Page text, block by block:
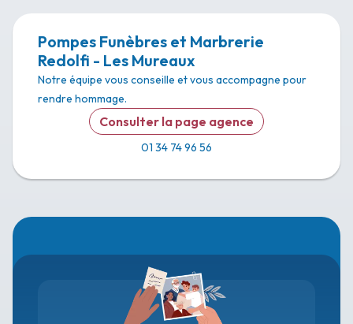
Pompes Funèbres et Marbrerie
Redolfi - Les Mureaux
Notre équipe vous conseille et vous accompagne pour
rendre hommage.
Consulter la page agence
01 34 74 96 56